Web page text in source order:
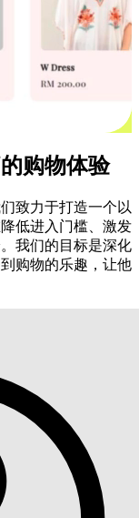
购物体验
致力于打造一个以
低进入门槛、激发
我们的目标是深化
购物的乐趣，让他